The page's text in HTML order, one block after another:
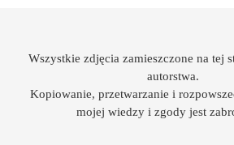
Wszystkie zdjęcia zamieszczone na tej
autorstwa.
Kopiowanie, przetwarzanie i
mojej wiedzy i zgody jest